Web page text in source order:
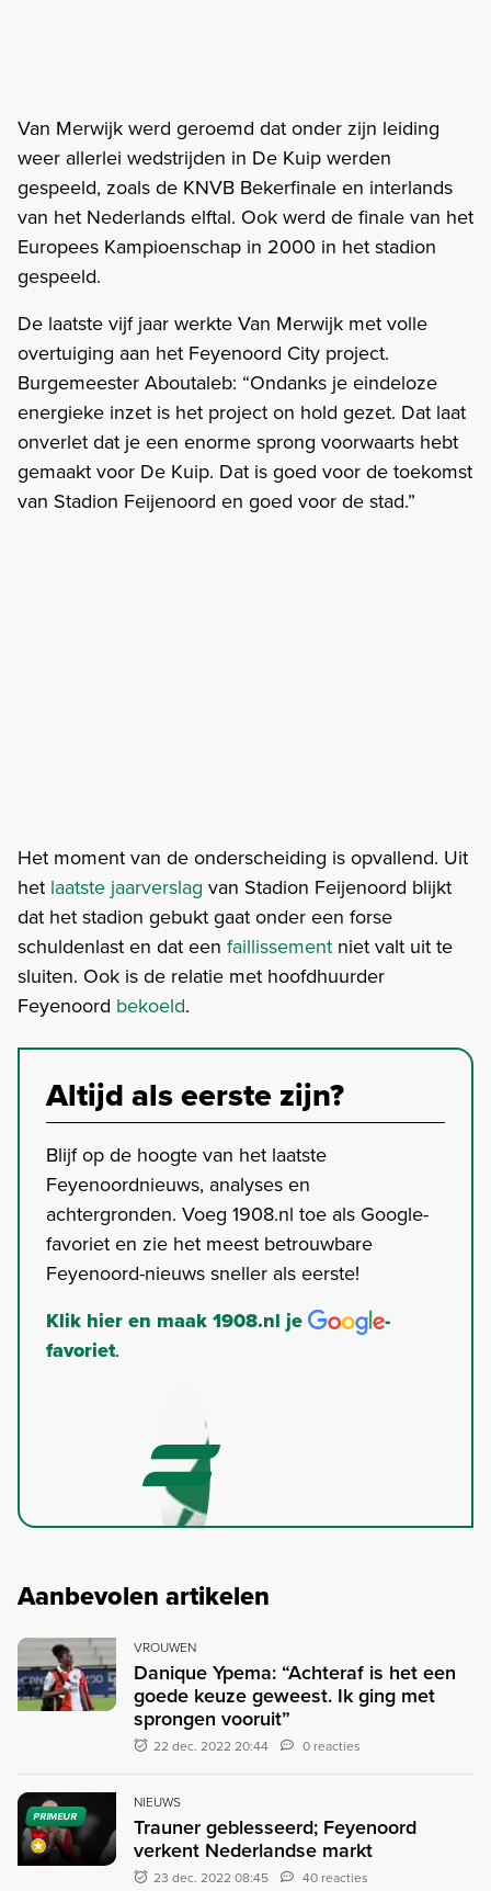
Van Merwijk werd geroemd dat onder zijn leiding
weer allerlei wedstrijden in De Kuip werden
gespeeld, zoals de KNVB Bekerfinale en interlands
van het Nederlands elftal. Ook werd de finale van het
Europees Kampioenschap in 2000 in het stadion
gespeeld.
De laatste vijf jaar werkte Van Merwijk met volle
overtuiging aan het Feyenoord City project.
Burgemeester Aboutaleb: “Ondanks je eindeloze
energieke inzet is het project on hold gezet. Dat laat
onverlet dat je een enorme sprong voorwaarts hebt
gemaakt voor De Kuip. Dat is goed voor de toekomst
van Stadion Feijenoord en goed voor de stad.”
Het moment van de onderscheiding is opvallend. Uit
het laatste jaarverslag van Stadion Feijenoord blijkt
dat het stadion gebukt gaat onder een forse
schuldenlast en dat een faillissement niet valt uit te
sluiten. Ook is de relatie met hoofdhuurder
Feyenoord bekoeld.
Altijd als eerste zijn?
Blijf op de hoogte van het laatste
Feyenoordnieuws, analyses en
achtergronden. Voeg 1908.nl toe als Google-
favoriet en zie het meest betrouwbare
Feyenoord-nieuws sneller als eerste!
Klik hier en maak 1908.nl je
-
favoriet.
Aanbevolen artikelen
VROUWEN
Danique Ypema: “Achteraf is het een
goede keuze geweest. Ik ging met
sprongen vooruit”
22 dec. 2022 20:44 0 reacties
PRIMEUR
NIEUWS
Trauner geblesseerd; Feyenoord
verkent Nederlandse markt
23 dec. 2022 08:45 40 reacties